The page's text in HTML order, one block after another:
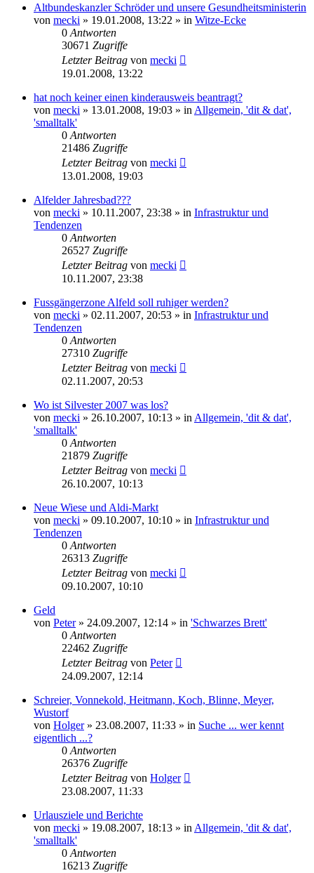
Altbundeskanzler Schröder und unsere Gesundheitsministerin
von mecki » 19.01.2008, 13:22 » in Witze-Ecke
0 Antworten
30671 Zugriffe
Letzter Beitrag von mecki
19.01.2008, 13:22
hat noch keiner einen kinderausweis beantragt?
von mecki » 13.01.2008, 19:03 » in Allgemein, 'dit & dat',
'smalltalk'
0 Antworten
21486 Zugriffe
Letzter Beitrag von mecki
13.01.2008, 19:03
Alfelder Jahresbad???
von mecki » 10.11.2007, 23:38 » in Infrastruktur und
Tendenzen
0 Antworten
26527 Zugriffe
Letzter Beitrag von mecki
10.11.2007, 23:38
Fussgängerzone Alfeld soll ruhiger werden?
von mecki » 02.11.2007, 20:53 » in Infrastruktur und
Tendenzen
0 Antworten
27310 Zugriffe
Letzter Beitrag von mecki
02.11.2007, 20:53
Wo ist Silvester 2007 was los?
von mecki » 26.10.2007, 10:13 » in Allgemein, 'dit & dat',
'smalltalk'
0 Antworten
21879 Zugriffe
Letzter Beitrag von mecki
26.10.2007, 10:13
Neue Wiese und Aldi-Markt
von mecki » 09.10.2007, 10:10 » in Infrastruktur und
Tendenzen
0 Antworten
26313 Zugriffe
Letzter Beitrag von mecki
09.10.2007, 10:10
Geld
von Peter» 24.09.2007, 12:14 » in 'Schwarzes Brett'
0 Antworten
22462 Zugriffe
Letzter Beitrag von Peter
24.09.2007, 12:14
Schreier, Vonnekold, Heitmann, Koch, Blinne, Meyer,
Wustorf
von Holger» 23.08.2007, 11:33 » in Suche ... wer kennt
eigentlich ...?
0 Antworten
26376 Zugriffe
Letzter Beitrag von Holger
23.08.2007, 11:33
Urlausziele und Berichte
von mecki » 19.08.2007, 18:13 » in Allgemein, 'dit & dat',
'smalltalk'
0 Antworten
16213 Zugriffe